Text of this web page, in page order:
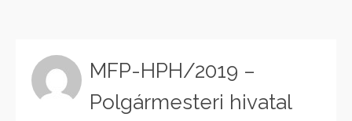
MFP-HPH/2019 –
Polgármesteri hivatal